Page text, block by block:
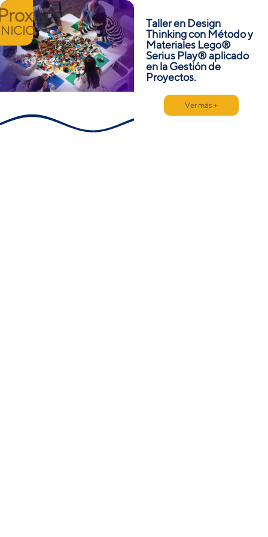
Taller en Design
Thinking con Método y
Materiales Lego®
Serius Play® aplicado
en la Gestión de
Proyectos.
Ver más +